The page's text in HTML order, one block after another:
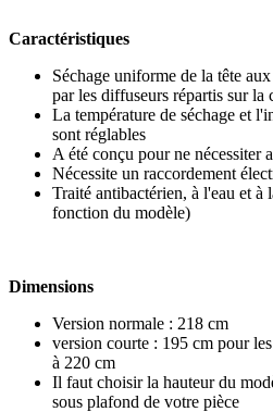
Caractéristiques
Séchage uniforme de la tête
par les diffuseurs répartis sur la
La température de séchage et
sont réglables
A été conçu pour ne nécessiter
Nécessite un raccordement
Traité antibactérien, à l'eau et à
fonction du modèle)
Dimensions
Version normale : 218 cm
version courte : 195 cm pour
à 220 cm
Il faut choisir la hauteur du
sous plafond de votre pièce